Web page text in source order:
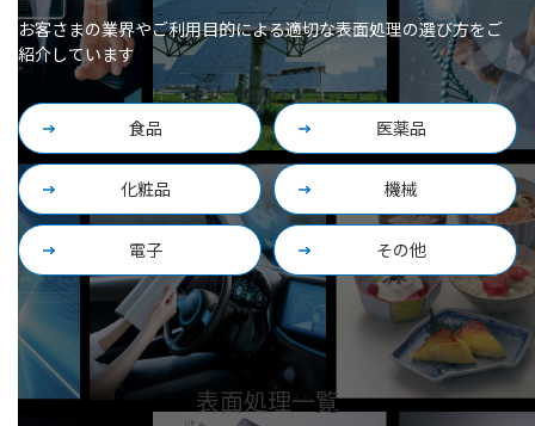
お客さまの業界やご利用目的による適切な表面処理の選び方をご
紹介しています
食品 医薬品
化粧品 機械
電子 その他
表面処理一覧